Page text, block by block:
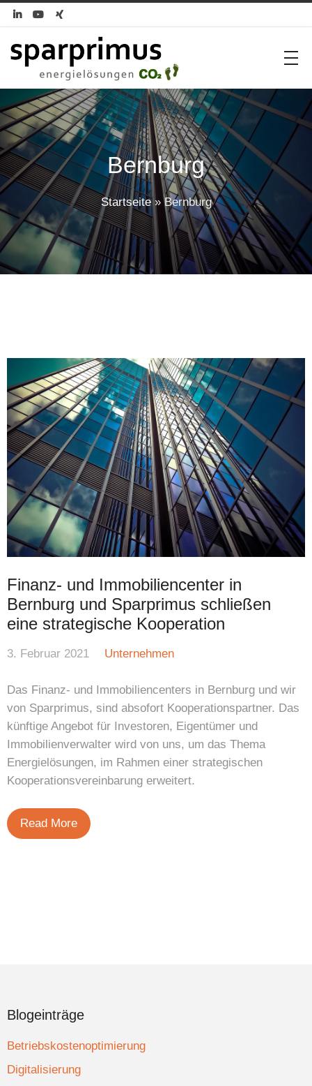
  
Bernburg
Startseite»Bernburg
Finanz- und Immobiliencenter in
Bernburg und Sparprimus schließen
eine strategische Kooperation
3. Februar 2021 Unternehmen
Das Finanz- und Immobiliencenters in Bernburg und wir
von Sparprimus, sind absofort Kooperationspartner. Das
künftige Angebot für Investoren, Eigentümer und
Immobilienverwalter wird von uns, um das Thema
Energielösungen, im Rahmen einer strategischen
Kooperationsvereinbarung erweitert.
Read More
Blogeinträge
Betriebskostenoptimierung
Digitalisierung